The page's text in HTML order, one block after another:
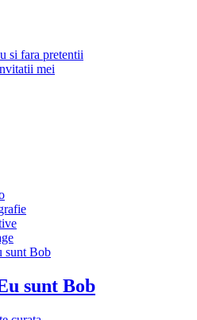
si fara pretentii
mei
sunt Bob